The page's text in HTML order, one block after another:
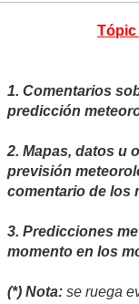
Tópic
1. Comentarios
predicción
2. Mapas, datos u
previsión
comentario de los
3. Predicciones
momento en los
(*) Nota: se ruega